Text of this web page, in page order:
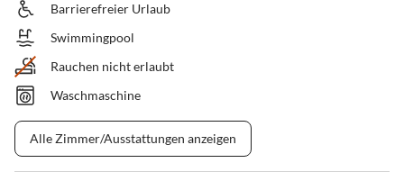
Barrierefreier Urlaub
Swimmingpool
Rauchen nicht erlaubt
Waschmaschine
Alle Zimmer/Ausstattungen anzeigen